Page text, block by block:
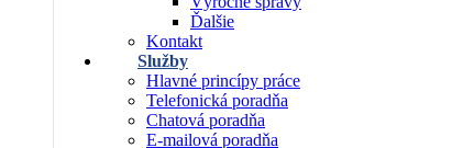
Ďalšie
Kontakt
Služby
Hlavné princípy práce
Telefonická poradňa
Chatová poradňa
E-mailová poradňa